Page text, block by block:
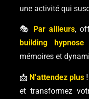
une activité qui
🎭 Par ailleurs,
building hypnose
mémoires et
📩 N’attendez plus
et transformez